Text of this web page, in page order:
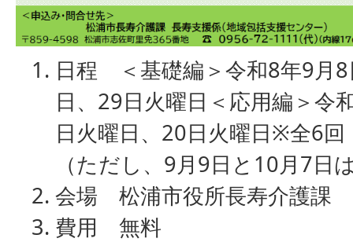
日程 ＜基礎編＞令和8年9月
日、29日火曜日＜応用編＞令
日火曜日、20日火曜日※全6
（ただし、9月9日と10月7日
会場 松浦市役所長寿介護課
費用 無料